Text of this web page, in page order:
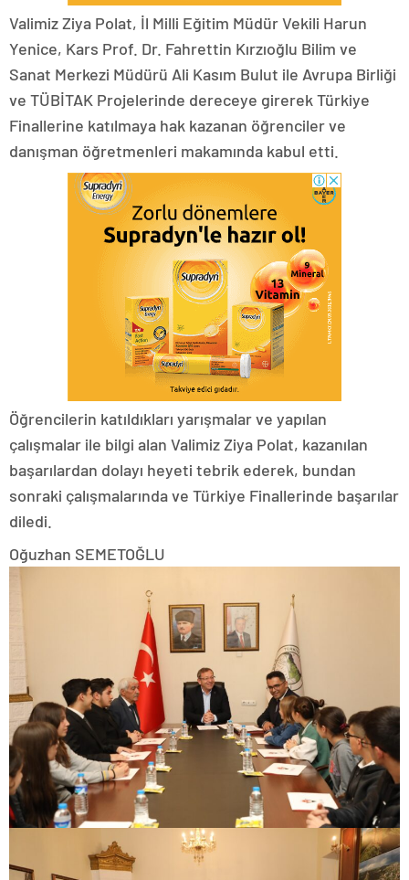
Valimiz Ziya Polat, İl Milli Eğitim Müdür Vekili Harun
Yenice, Kars Prof. Dr. Fahrettin Kırzıoğlu Bilim ve
Sanat Merkezi Müdürü Ali Kasım Bulut ile Avrupa Birliği
ve TÜBİTAK Projelerinde dereceye girerek Türkiye
Finallerine katılmaya hak kazanan öğrenciler ve
danışman öğretmenleri makamında kabul etti.
Öğrencilerin katıldıkları yarışmalar ve yapılan
çalışmalar ile bilgi alan Valimiz Ziya Polat, kazanılan
başarılardan dolayı heyeti tebrik ederek, bundan
sonraki çalışmalarında ve Türkiye Finallerinde başarılar
diledi.
Oğuzhan SEMETOĞLU